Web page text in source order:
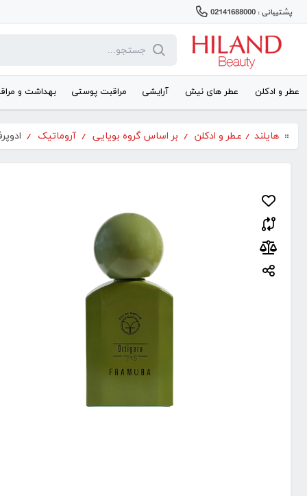
پشتیبانی : 02141688000
عطر و ادکلن عطر های نیش آرایشی مراقبت پوستی بهداشت و
هایلند / عطر و ادکلن / بر اساس گروه بویایی / آروماتیک /